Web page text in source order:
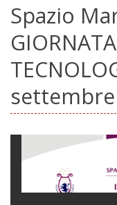
Spazio
settembre